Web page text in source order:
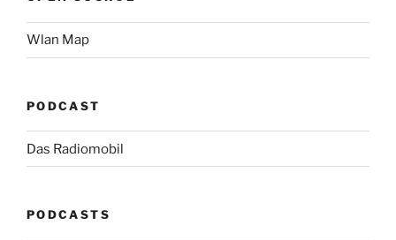
Wlan Map
PODCAST
Das Radiomobil
PODCASTS